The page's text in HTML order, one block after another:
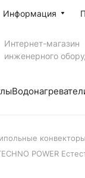
Информация
Интернет-магазин
инженерного
конвекторы
POWER